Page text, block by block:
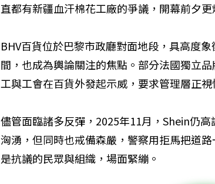
直都有新疆血汗棉花工廠的爭議，開幕前夕
BHV百貨位於巴黎市政廳對面地段，具高度
間，也成為輿論關注的焦點。部分法國獨立
工與工會在百貨外發起示威，要求管理層正
儘管面臨諸多反彈，2025年11月，Shein仍
洶湧，但同時也戒備森嚴，警察用拒馬把道
是抗議的民眾與組織，場面緊繃。